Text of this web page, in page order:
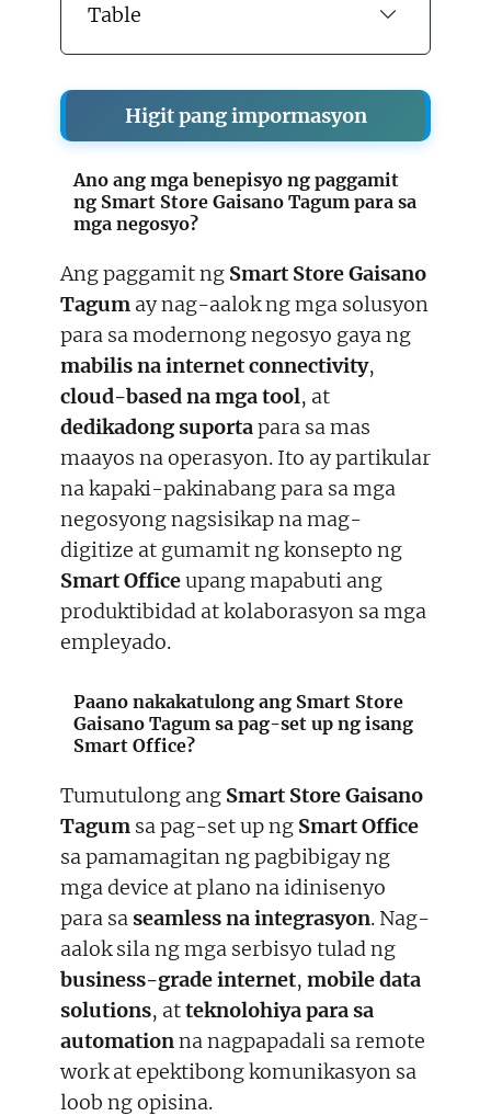
Table
Higit pang impormasyon
Ano ang mga benepisyo ng paggamit
ng Smart Store Gaisano Tagum para sa
mga negosyo?
Ang paggamit ng Smart Store Gaisano
Tagum ay nag-aalok ng mga solusyon
para sa modernong negosyo gaya ng
mabilis na internet connectivity,
cloud-based na mga tool, at
dedikadong suportapara sa mas
maayos na operasyon. Ito ay partikular
na kapaki-pakinabang para sa mga
negosyong nagsisikap na mag-
digitize at gumamit ng konsepto ng
Smart Officeupang mapabuti ang
produktibidad at kolaborasyon sa mga
empleyado.
Paano nakakatulong ang Smart Store
Gaisano Tagum sa pag-set up ng isang
Smart Office?
Tumutulong ang Smart Store Gaisano
Tagum sa pag-set up ng Smart Office
sa pamamagitan ng pagbibigay ng
mga device at plano na idinisenyo
para sa seamless na integrasyon. Nag-
aalok sila ng mga serbisyo tulad ng
business-grade internet, mobile data
solutions, atteknolohiya para sa
automationna nagpapadali sa remote
work at epektibong komunikasyon sa
loob ng opisina.